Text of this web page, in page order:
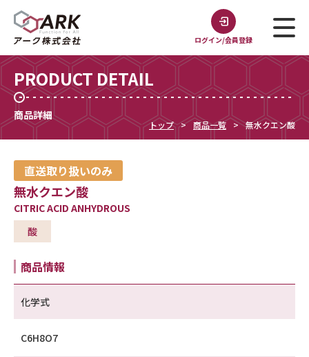
ログイン/会員登録
PRODUCT DETAIL
商品詳細
トップ 商品一覧 無水クエン酸
直送取り扱いのみ
無水クエン酸
CITRIC ACID ANHYDROUS
酸
商品情報
化学式
C6H8O7